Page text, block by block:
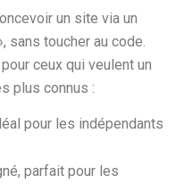
un site via un
sans toucher au code.
ceux qui veulent un
plus connus :
pour les indépendants
parfait pour les